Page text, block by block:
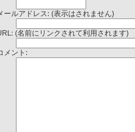
ールアドレス: (表示はされません)
(名前にリンクされて利用されます)
メント: